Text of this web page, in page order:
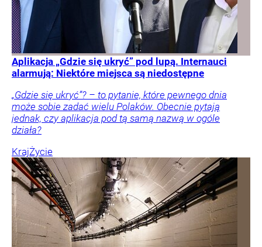
Aplikacja „Gdzie się ukryć” pod lupą. Internauci
alarmują: Niektóre miejsca są niedostępne
„Gdzie się ukryć”? – to pytanie, które pewnego dnia
może sobie zadać wielu Polaków. Obecnie pytają
jednak, czy aplikacja pod tą samą nazwą w ogóle
działa?
KrajŻycie